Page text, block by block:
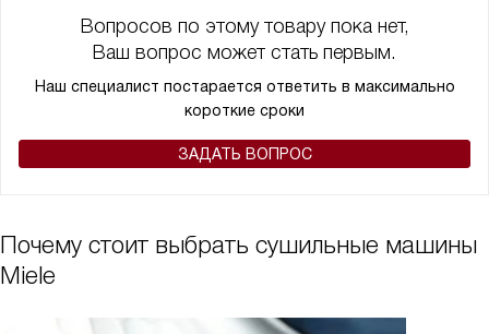
Вопросов по этому товару пока нет,
Ваш вопрос может стать первым.
Наш специалист постарается ответить в максимально
короткие сроки
ЗАДАТЬ ВОПРОС
Почему стоит выбрать сушильные машины
Miele